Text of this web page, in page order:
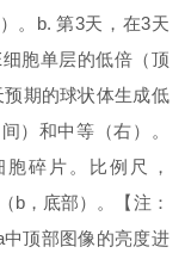
。b. 第3天，在3天
胞单层的低倍（顶
期的球状体生成低
）和中等（右）。
碎片。比例尺，
b，底部）。【注：
顶部图像的亮度进